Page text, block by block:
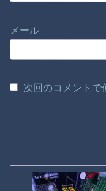
メール
次回のコメントで